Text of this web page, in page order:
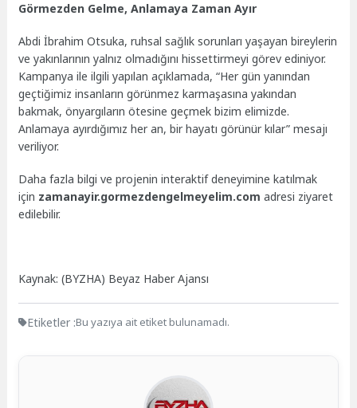
Görmezden Gelme, Anlamaya Zaman Ayır
Abdi İbrahim Otsuka, ruhsal sağlık sorunları yaşayan bireylerin
ve yakınlarının yalnız olmadığını hissettirmeyi görev ediniyor.
Kampanya ile ilgili yapılan açıklamada, “Her gün yanından
geçtiğimiz insanların görünmez karmaşasına yakından
bakmak, önyargıların ötesine geçmek bizim elimizde.
Anlamaya ayırdığımız her an, bir hayatı görünür kılar” mesajı
veriliyor.
Daha fazla bilgi ve projenin interaktif deneyimine katılmak
için zamanayir.gormezdengelmeyelim.com adresi ziyaret
edilebilir.
Kaynak: (BYZHA) Beyaz Haber Ajansı
Etiketler :Bu yazıya ait etiket bulunamadı.